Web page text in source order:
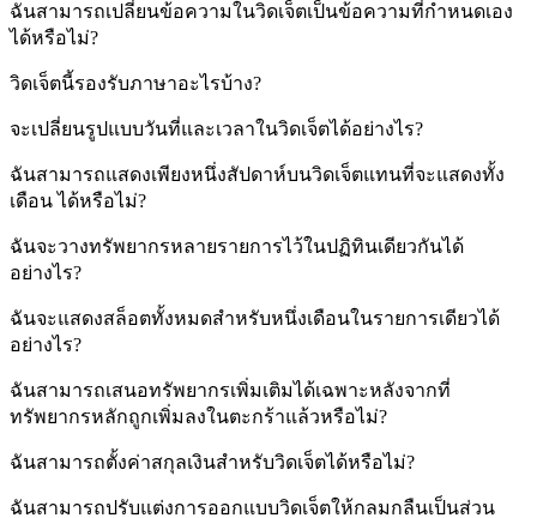
ฉันสามารถเปลี่ยนข้อความในวิดเจ็ตเป็นข้อความที่กำหนดเอง
ได้หรือไม่?
วิดเจ็ตนี้รองรับภาษาอะไรบ้าง?
จะเปลี่ยนรูปแบบวันที่และเวลาในวิดเจ็ตได้อย่างไร?
ฉันสามารถแสดงเพียงหนึ่งสัปดาห์บนวิดเจ็ตแทนที่จะแสดงทั้ง
เดือน ได้หรือไม่?
ฉันจะวางทรัพยากรหลายรายการไว้ในปฏิทินเดียวกันได้
อย่างไร?
ฉันจะแสดงสล็อตทั้งหมดสำหรับหนึ่งเดือนในรายการเดียวได้
อย่างไร?
ฉันสามารถเสนอทรัพยากรเพิ่มเติมได้เฉพาะหลังจากที่
ทรัพยากรหลักถูกเพิ่มลงในตะกร้าแล้วหรือไม่?
ฉันสามารถตั้งค่าสกุลเงินสำหรับวิดเจ็ตได้หรือไม่?
ฉันสามารถปรับแต่งการออกแบบวิดเจ็ตให้กลมกลืนเป็นส่วน